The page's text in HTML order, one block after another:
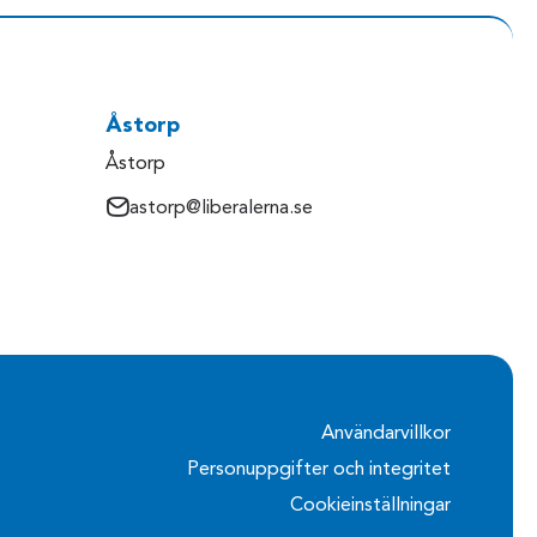
Åstorp
Åstorp
astorp@liberalerna.se
Användarvillkor
Personuppgifter och integritet
Cookieinställningar